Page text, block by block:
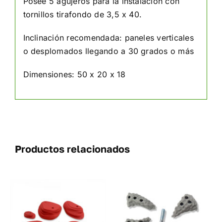
tornillos tirafondo de 3,5 x 40.
Inclinación recomendada: paneles verticales
o desplomados llegando a 30 grados o más
Dimensiones: 50 x 20 x 18
Productos relacionados
SELECCIONAR